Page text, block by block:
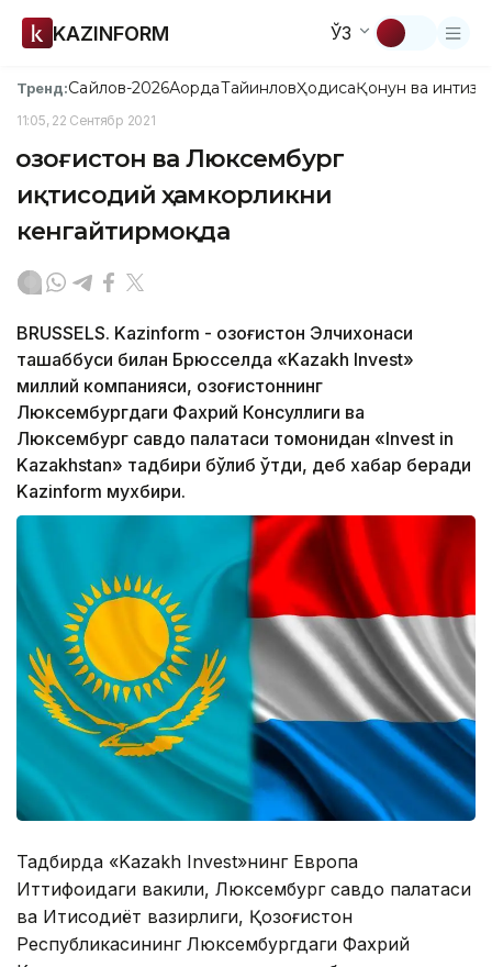
KAZINFORM ЎЗ
Тренд:Сайлов-2026АқордаТайинловҲодисаҚонун ва
11:05, 22 Сентябр 2021
Қозоғистон ва Люксембург
иқтисодий ҳамкорликни
кенгайтирмоқда
BRUSSELS. Kazinform - Қозоғистон Элчихонаси
ташаббуси билан Брюсселда «Kazakh Invest»
миллий компанияси, Қозоғистоннинг
Люксембургдаги Фахрий Консуллиги ва
Люксембург савдо палатаси томонидан «Invest in
Kazakhstan» тадбири бўлиб ўтди, деб хабар беради
Kazinform мухбири.
Тадбирда «Kazakh Invest»нинг Европа
Иттифоқидаги вакили, Люксембург савдо палатаси
ва Иқтисодиёт вазирлиги, Қозоғистон
Республикасининг Люксембургдаги Фахрий